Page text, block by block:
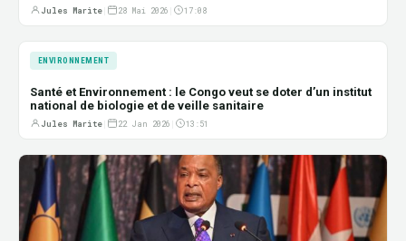
Jules Marite 28 Mai 2026 17:08
ENVIRONNEMENT
Santé et Environnement : le Congo veut se doter d’un institut
national de biologie et de veille sanitaire
Jules Marite 22 Jan 2026 13:51